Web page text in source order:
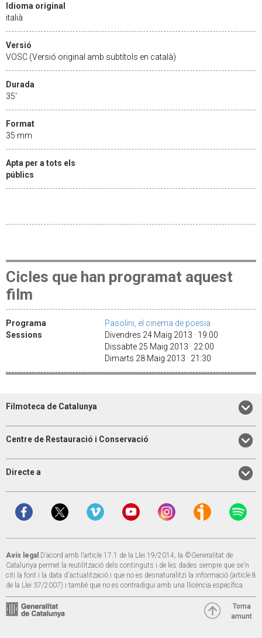
Idioma original
italià
Versió
VOSC (Versió original amb subtítols en català)
Durada
35'
Format
35 mm
Apta per a tots els
públics
Cicles que han programat aquest
film
Programa
Pasolini, el cinema de poesia
Sessions
Divendres 24 Maig 2013 · 19:00
Dissabte 25 Maig 2013 · 22:00
Dimarts 28 Maig 2013 · 21:30
Filmoteca de Catalunya
Centre de Restauració i Conservació
Directe a
Avís legal D’acord amb l’article 17.1 de la Llei 19/2014, la ©Generalitat de
Catalunya permet la reutilització dels continguts i de les dades sempre que se'n
citi la font i la data d'actualització i que no es desnaturalitzi la informació (article 8
de la Llei 37/2007) i també que no es contradigui amb una llicència específica.
Torna
amunt